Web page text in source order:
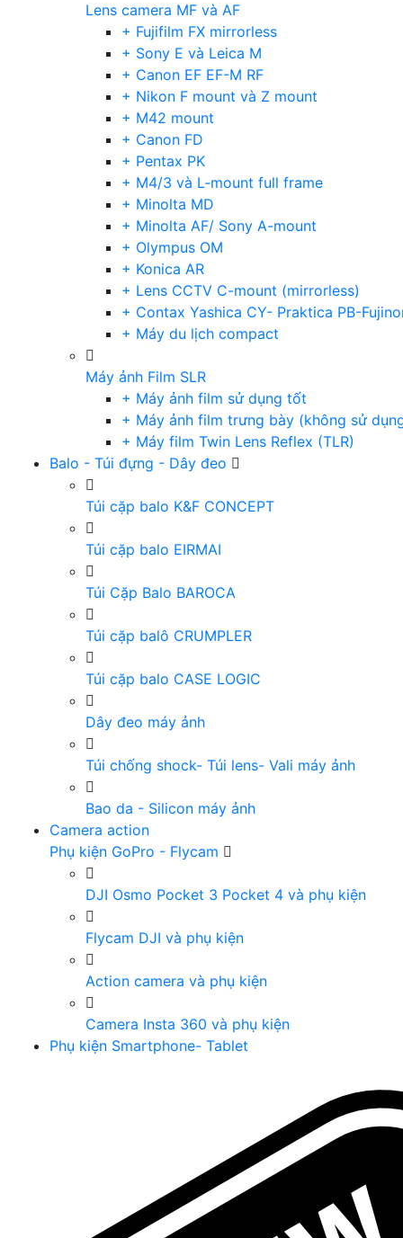
Lens camera MF và AF
+ Fujifilm FX mirrorless
+ Sony E và Leica M
+ Canon EF EF-M RF
+ Nikon F mount và Z mount
+ M42 mount
+ Canon FD
+ Pentax PK
+ M4/3 và L-mount full frame
+ Minolta MD
+ Minolta AF/ Sony A-mount
+ Olympus OM
+ Konica AR
+ Lens CCTV C-mount (mirrorless)
+ Contax Yashica CY- Praktica PB-
+ Máy du lịch compact
Máy ảnh Film SLR
+ Máy ảnh film sử dụng tốt
+ Máy ảnh film trưng bày (không sử
+ Máy film Twin Lens Reflex (TLR)
Balo - Túi đựng - Dây đeo
Túi cặp balo K&F CONCEPT
Túi cặp balo EIRMAI
Túi Cặp Balo BAROCA
Túi cặp balô CRUMPLER
Túi cặp balo CASE LOGIC
Dây đeo máy ảnh
Túi chống shock- Túi lens- Vali máy ảnh
Bao da - Silicon máy ảnh
Camera action
Phụ kiện GoPro - Flycam
DJI Osmo Pocket 3 Pocket 4 và phụ kiện
Flycam DJI và phụ kiện
Action camera và phụ kiện
Camera Insta 360 và phụ kiện
Phụ kiện Smartphone- Tablet